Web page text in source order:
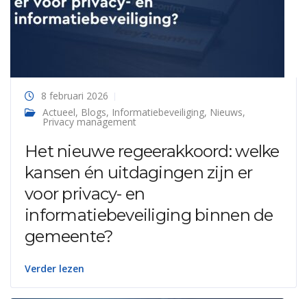
8 februari 2026
Actueel, Blogs, Informatiebeveiliging, Nieuws,
Privacy management
Het nieuwe regeerakkoord: welke
kansen én uitdagingen zijn er
voor privacy- en
informatiebeveiliging binnen de
gemeente?
Verder lezen